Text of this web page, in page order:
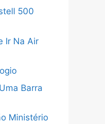
500
Ir Na Air
Barra
Ministério